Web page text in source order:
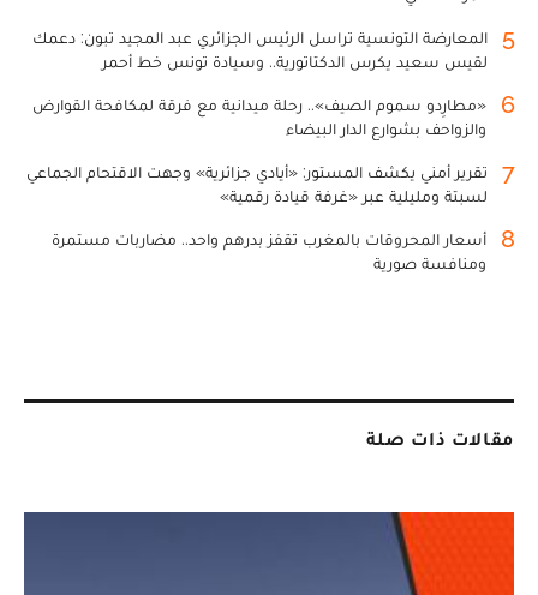
5
المعارضة التونسية تراسل الرئيس الجزائري عبد المجيد تبون: دعمك
لقيس سعيد يكرس الدكتاتورية.. وسيادة تونس خط أحمر
6
«مطارِدو سموم الصيف».. رحلة ميدانية مع فرقة لمكافحة القوارض
والزواحف بشوارع الدار البيضاء
7
تقرير أمني يكشف المستور: «أيادي جزائرية» وجهت الاقتحام الجماعي
لسبتة ومليلية عبر «غرفة قيادة رقمية»
8
أسعار المحروقات بالمغرب تقفز بدرهم واحد.. مضاربات مستمرة
ومنافسة صورية
مقالات ذات صلة